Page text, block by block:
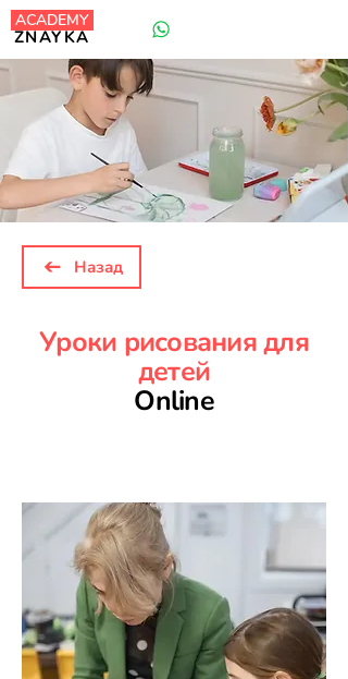
ACADEMY
ZNAYKA
Назад
Уроки рисования для
детей
Online